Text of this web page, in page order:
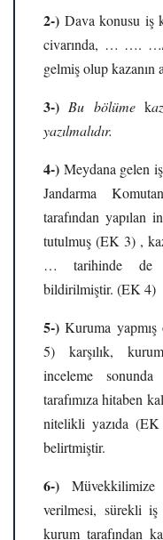
2-) Dava konusu
civarında, … …. …/
gelmiş olup kazanın
3-)Bu bölümek
yazılmalıdır.
4-) Meydana gelen
Jandarma
tarafından yapılan
tutulmuş (EK 3) ,
… tarihinde de
bildirilmiştir. (EK 4)
5-)Kuruma
5) karşılık,
inceleme sonunda
tarafımıza hitaben
nitelikli yazıda (EK
belirtmiştir.
6-)
verilmesi, sürekli iş
kurum tarafından